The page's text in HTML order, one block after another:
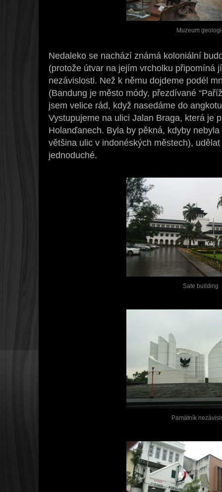
Muzeum
Nedaleko se nachází známá koloniální
(protože útvar na jejím vrcholku připomíná
nezávislosti. Než k němu dojdeme podél
(Bandung je město módy, přezdívané
jsem velice rád, když nasedáme do
Vystupujeme na ulici Jalan Braga, která je
Holanďanech. Byla by pěkná, kdyby
většina ulic v indonéských městech),
jednoduché.
Sate building
Památník